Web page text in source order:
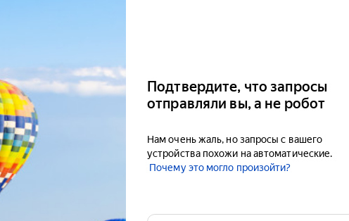
Подтвердите, что запросы
отправляли вы, а не робот
Нам очень жаль, но запросы с вашего
устройства похожи на автоматические.
Почему это могло произойти?